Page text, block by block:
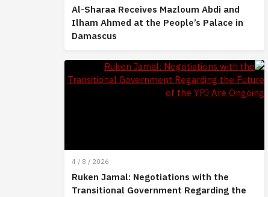
Al-Sharaa Receives Mazloum Abdi and
Ilham Ahmed at the People’s Palace in
Damascus
4 / 8 / 2026
Ruken Jamal: Negotiations with the
Transitional Government Regarding the